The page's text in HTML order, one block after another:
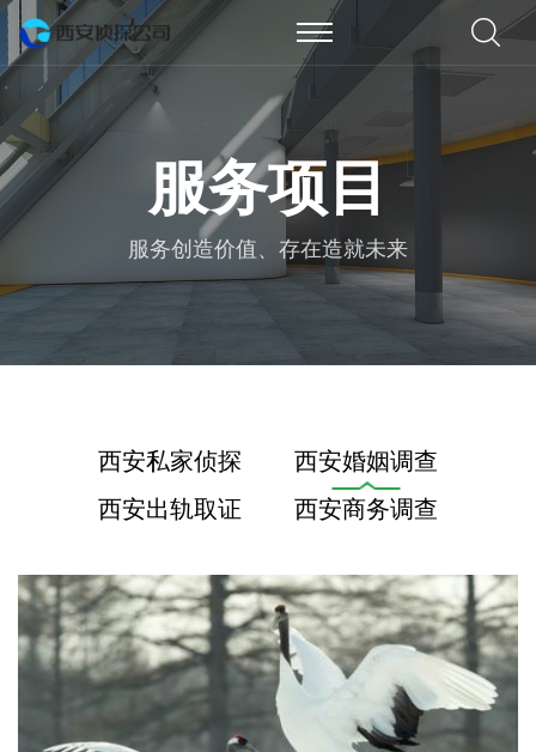
服务项目
服务创造价值、存在造就未来
西安私家侦探
西安婚姻调查
西安出轨取证
西安商务调查